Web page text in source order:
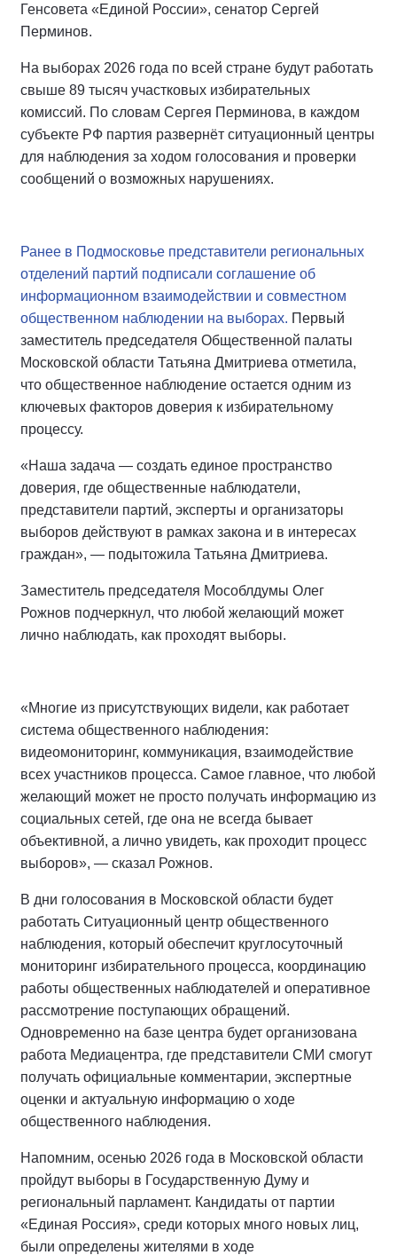
Генсовета «Единой России», сенатор Сергей
Перминов.
На выборах 2026 года по всей стране будут работать
свыше 89 тысяч участковых избирательных
комиссий. По словам Сергея Перминова, в каждом
субъекте РФ партия развернёт ситуационный центры
для наблюдения за ходом голосования и проверки
сообщений о возможных нарушениях.
Ранее в Подмосковье представители региональных
отделений партий подписали соглашение об
информационном взаимодействии и совместном
общественном наблюдении на выборах. Первый
заместитель председателя Общественной палаты
Московской области Татьяна Дмитриева отметила,
что общественное наблюдение остается одним из
ключевых факторов доверия к избирательному
процессу.
«Наша задача — создать единое пространство
доверия, где общественные наблюдатели,
представители партий, эксперты и организаторы
выборов действуют в рамках закона и в интересах
граждан», — подытожила Татьяна Дмитриева.
Заместитель председателя Мособлдумы Олег
Рожнов подчеркнул, что любой желающий может
лично наблюдать, как проходят выборы.
«Многие из присутствующих видели, как работает
система общественного наблюдения:
видеомониторинг, коммуникация, взаимодействие
всех участников процесса. Самое главное, что любой
желающий может не просто получать информацию из
социальных сетей, где она не всегда бывает
объективной, а лично увидеть, как проходит процесс
выборов», — сказал Рожнов.
В дни голосования в Московской области будет
работать Ситуационный центр общественного
наблюдения, который обеспечит круглосуточный
мониторинг избирательного процесса, координацию
работы общественных наблюдателей и оперативное
рассмотрение поступающих обращений.
Одновременно на базе центра будет организована
работа Медиацентра, где представители СМИ смогут
получать официальные комментарии, экспертные
оценки и актуальную информацию о ходе
общественного наблюдения.
Напомним, осенью 2026 года в Московской области
пройдут выборы в Государственную Думу и
региональный парламент. Кандидаты от партии
«Единая Россия», среди которых много новых лиц,
были определены жителями в ходе